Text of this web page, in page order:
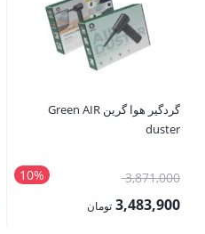
گردگیر هوا گرین Green AIR
duster
10% 3,871,000قیمت
اصلی:3,483,900 تومان